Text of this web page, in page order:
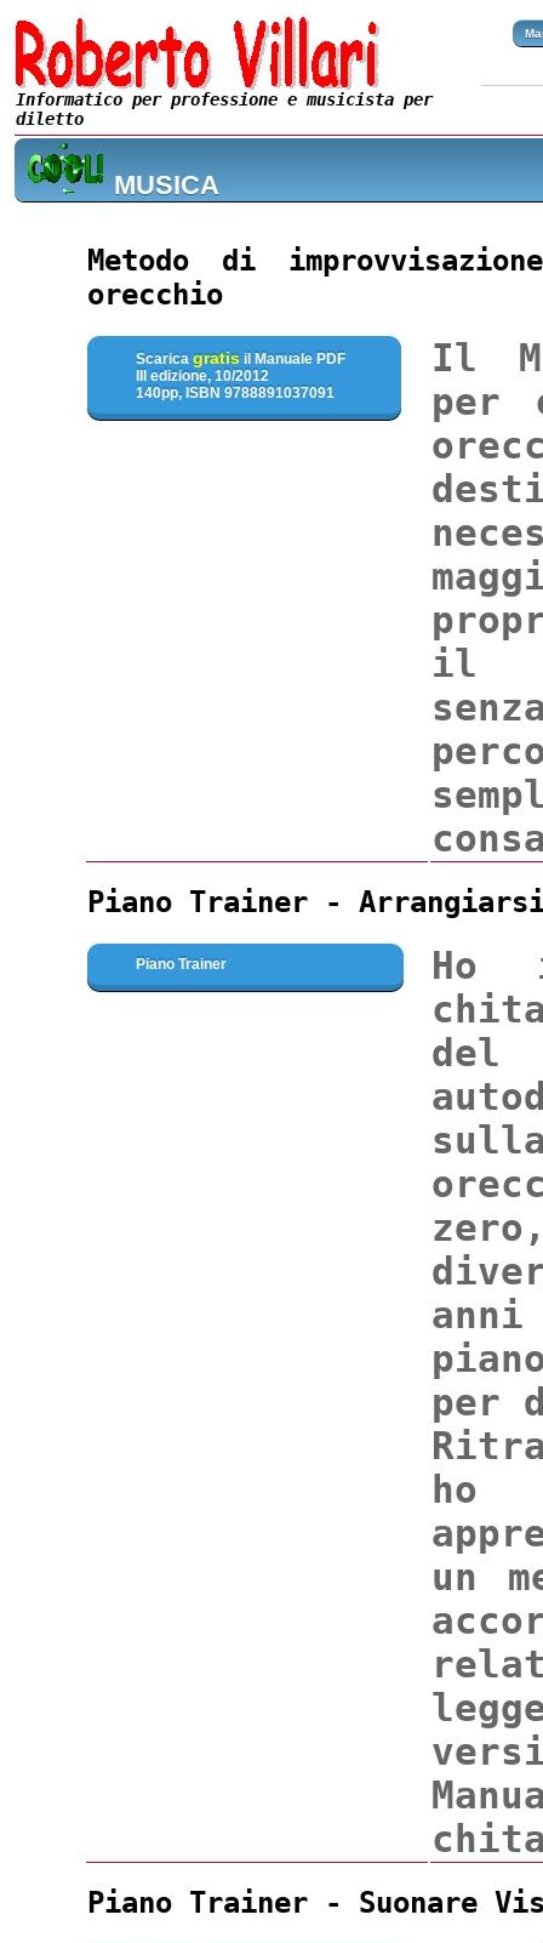
Informatico per professione e musicista per
diletto
MUSICA
Metodo di
orecchio
Scarica gratisil Manuale PDF
III edizione, 10/2012
140pp, ISBN 9788891037091
Il
per
il
Piano Trainer -
Piano Trainer
Ho
per
ho
un
Piano Trainer - Suonare